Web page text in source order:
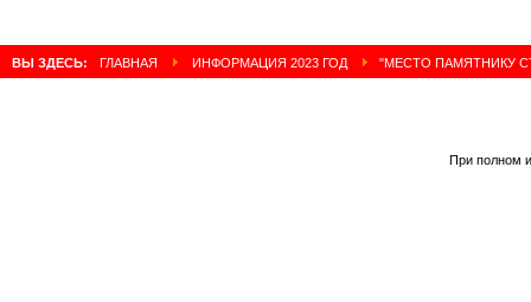
ВЫ ЗДЕСЬ: ГЛАВНАЯ ИНФОРМАЦИЯ 2023 ГОД "МЕСТО ПАМЯТНИКУ
При полном